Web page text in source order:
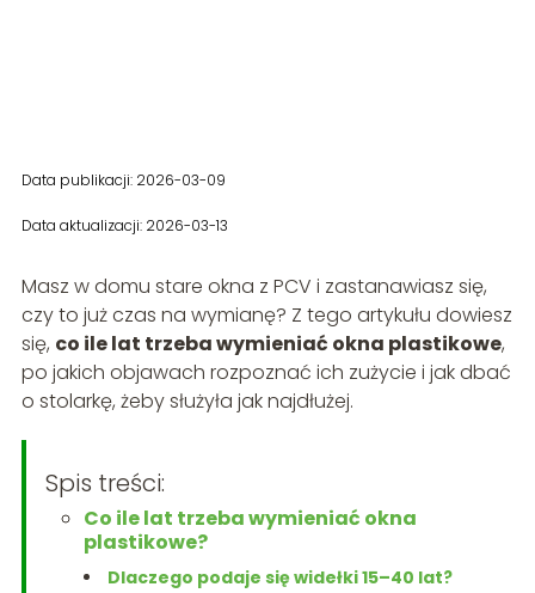
Data publikacji: 2026-03-09
Data aktualizacji: 2026-03-13
Masz w domu stare okna z PCV i zastanawiasz się,
czy to już czas na wymianę? Z tego artykułu dowiesz
się, co ile lat trzeba wymieniać okna plastikowe,
po jakich objawach rozpoznać ich zużycie i jak dbać
o stolarkę, żeby służyła jak najdłużej.
Spis treści:
Co ile lat trzeba wymieniać okna
plastikowe?
Dlaczego podaje się widełki 15–40 lat?